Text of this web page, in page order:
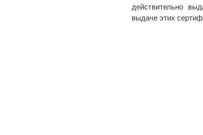
действительно
выдаче этих